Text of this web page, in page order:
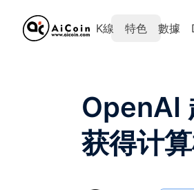
K線 特色 數據
OpenAI
获得计